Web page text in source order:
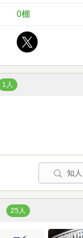
0棚
1人
知
25人